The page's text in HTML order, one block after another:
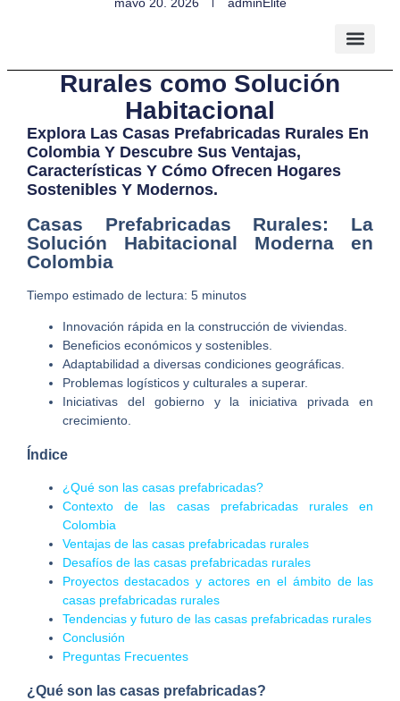
Rurales como Solución
Habitacional
Explora Las Casas Prefabricadas Rurales En
Colombia Y Descubre Sus Ventajas,
Características Y Cómo Ofrecen Hogares
Sostenibles Y Modernos.
Casas Prefabricadas Rurales: La
Solución Habitacional Moderna en
Colombia
Tiempo estimado de lectura: 5 minutos
Innovación rápida en la construcción de viviendas.
Beneficios económicos y sostenibles.
Adaptabilidad a diversas condiciones geográficas.
Problemas logísticos y culturales a superar.
Iniciativas del gobierno y la iniciativa privada en
crecimiento.
Índice
¿Qué son las casas prefabricadas?
Contexto de las casas prefabricadas rurales en
Colombia
Ventajas de las casas prefabricadas rurales
Desafíos de las casas prefabricadas rurales
Proyectos destacados y actores en el ámbito de las
casas prefabricadas rurales
Tendencias y futuro de las casas prefabricadas rurales
Conclusión
Preguntas Frecuentes
¿Qué son las casas prefabricadas?